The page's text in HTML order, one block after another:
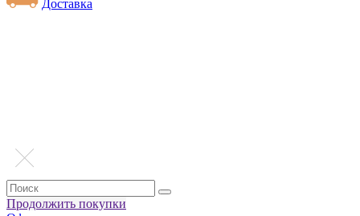
Доставка
Продолжить покупки